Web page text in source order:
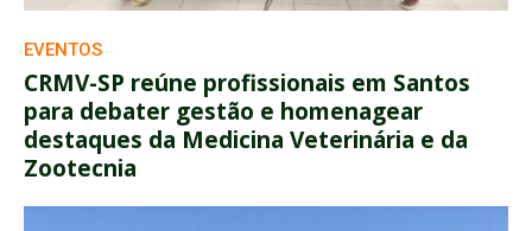
EVENTOS
CRMV-SP reúne profissionais em Santos
para debater gestão e homenagear
destaques da Medicina Veterinária e da
Zootecnia